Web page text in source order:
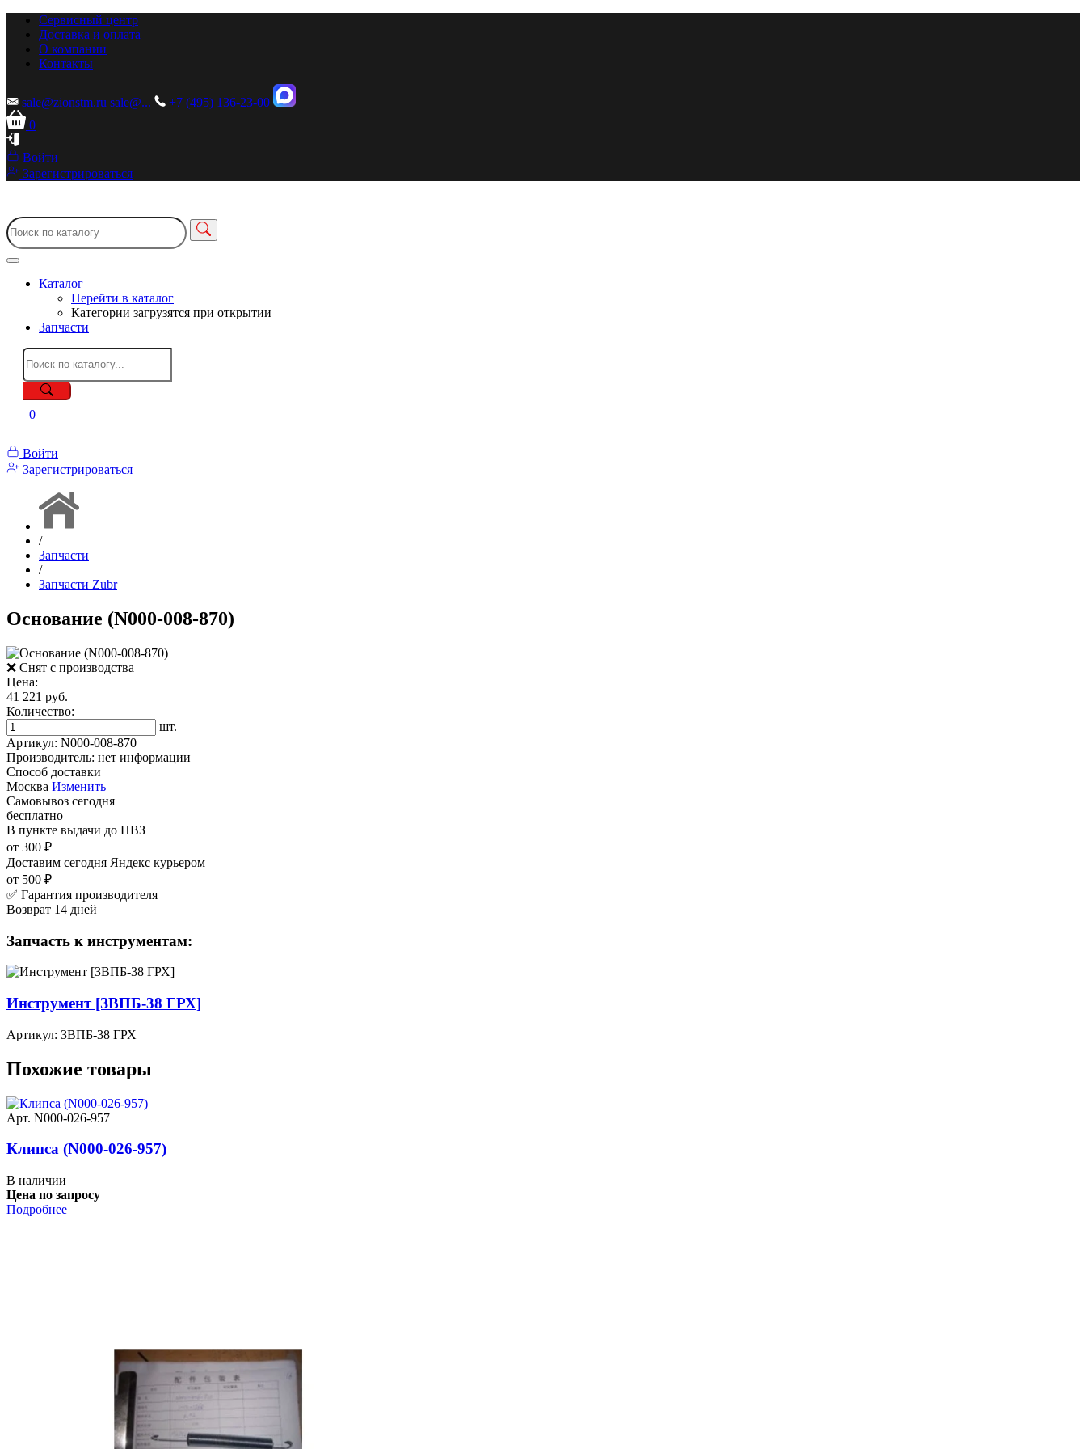
Сервисный центр
Доставка и оплата
О компании
Контакты
sale@zionstm.ru sale@...
+7 (495) 136-23-00
0
Войти
Зарегистрироваться
Каталог
Перейти в каталог
Категории загрузятся при открытии
Запчасти
0
Войти
Зарегистрироваться
/
Запчасти
/
Запчасти Zubr
Основание (N000-008-870)
❌ Снят с производства
Цена:
41 221 руб.
Количество:
шт.
Артикул: N000-008-870
Производитель: нет информации
Способ доставки
Москва Изменить
Самовывоз сегодня
бесплатно
В пункте выдачи до ПВЗ
от 300 ₽
Доставим сегодня Яндекс курьером
от 500 ₽
✅ Гарантия производителя
Возврат 14 дней
Запчасть к инструментам:
Инструмент [ЗВПБ-38 ГРХ]
Артикул: ЗВПБ-38 ГРХ
Похожие товары
Арт. N000-026-957
Клипса (N000-026-957)
В наличии
Цена по запросу
Подробнее